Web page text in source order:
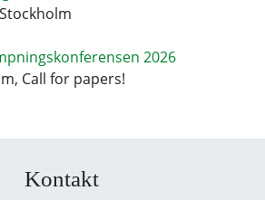
2026
Call for papers!
Kontakt